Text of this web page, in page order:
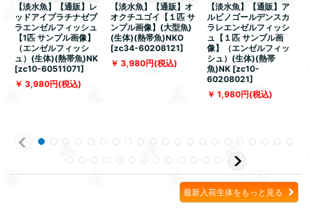
【淡水魚】【通販】レ
ッドアイプラチナゼブ
ラエンゼルフィッシュ
【1匹 サンプル画像】
（エンゼルフィッシ
ュ）(生体)(熱帯魚)NK
[zc10-60511071]
3,980円(税込)
【淡水魚】【通販】オ
オクチユゴイ【１匹 サ
ンプル画像】(大型魚)
(生体)(熱帯魚)NKO
[zc34-60208121]
3,980円(税込)
【淡水魚】【通販】ア
ルビノゴールデンスカ
ラレエンゼルフィッシ
ュ【１匹 サンプル画
像】（エンゼルフィッ
シュ）(生体)(熱帯
魚)NK [zc10-
60208021]
1,980円(税込)
最新入荷生体をもっと見る